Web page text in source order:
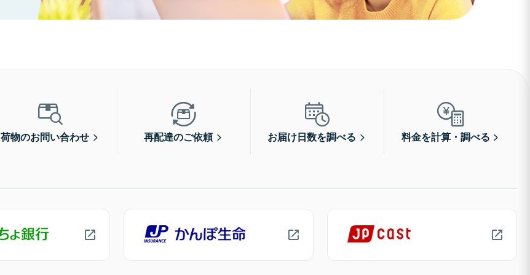
荷物のお問い合わせ 再配達のご依頼 お届け日数を調べる 料金を計算・調べる